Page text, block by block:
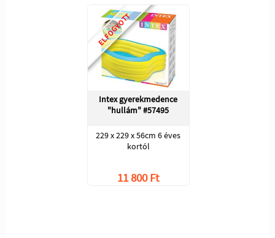
ELFOGYOTT
Intex gyerekmedence
"hullám" #57495
229 x 229 x 56cm 6 éves
kortól
11 800 Ft